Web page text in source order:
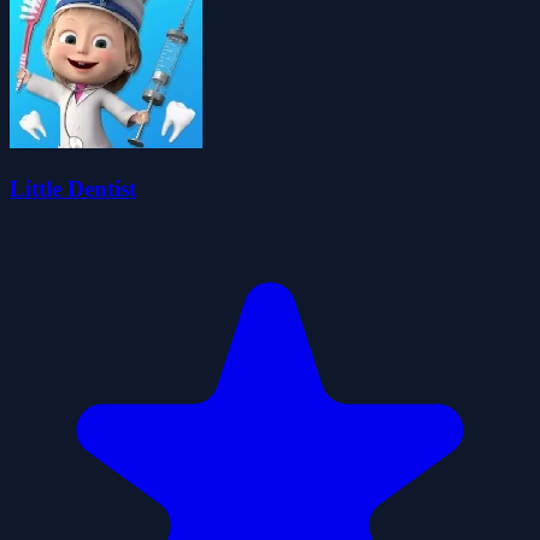
Little Dentist